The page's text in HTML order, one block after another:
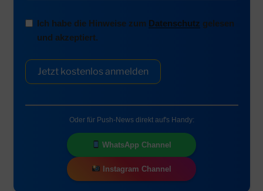
Ich habe die Hinweise zum Datenschutz gelesen
und akzeptiert.
Jetzt kostenlos anmelden
Oder für Push-News direkt auf's Handy:
WhatsApp Channel
Instagram Channel